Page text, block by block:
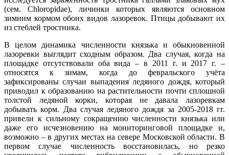
(сем. Chloropidae), личинки которых являются основном
зимним кормом обоих видов лазоревок. Птицы добывают их
из стеблей тростника.
В целом динамика численности князька и обыкновенной
лазоревки выглядит сходным образом. Два случая, когда на
площадке отсутствовали оба вида – в 2011 г. и 2017 г. –
относятся к зимам, когда до февральского учёта
зафиксированы случаи выпадения ледяного дождя, который
приводил к образованию на растительности почти сплошной
толстой ледяной корки, которая не давала лазоревкам
добывать корм. Два случая ледяного дождя за 2005-2018 гг.
привели к сильному сокращению численности князька или
даже его исчезновению на мониторинговой площадке и,
возможно – в других местах на севере Московской области. В
первом случае численность восстановилась, но резко